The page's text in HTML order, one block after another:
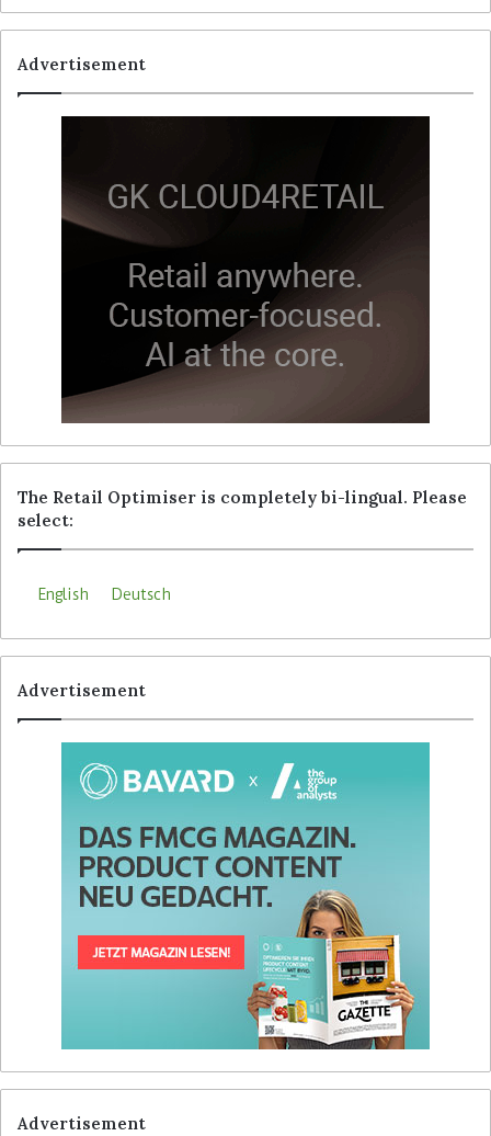
Advertisement
The Retail Optimiser is completely bi-lingual. Please
select:
English Deutsch
Advertisement
Advertisement